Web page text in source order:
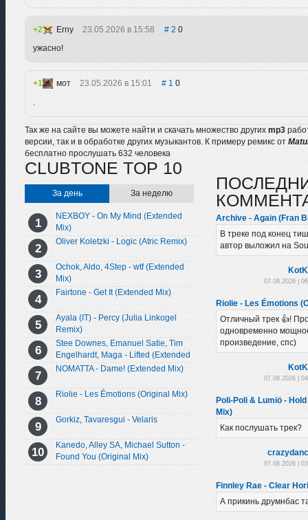
2 Erny 23.05.2026 в 15:58 2 0
ужасно!
1 мот 23.05.2026 в 15:01 1 0
.
Так же на сайте вы можете найти и скачать множество других mp3
версии, так и в обработке других музыкантов. К примеру ремикс от
бесплатно прослушать 632 человека
CLUBTONE TOP 10
За день За неделю
NEXBOY - On My Mind (Extended
Mix)
Oliver Koletzki - Logic (Atric Remix)
Ochok, Aldo, 4Step - wtf (Extended
Mix)
Fairtone - Get It (Extended Mix)
Ayala (IT) - Percy (Julia Linkogel
Remix)
Stee Downes, Emanuel Satie, Tim
Engelhardt, Maga - Lifted (Extended
Mix)
NOMATTA - Dame! (Extended Mix)
Riolie - Les Émotions (Original Mix)
Gorkiz, Tavaresgui - Velaris
Kanedo, Alley SA, Michael Sutton -
Found You (Original Mix)
Archive - Again (Fran
В треке под конец
автор выложил на
07.08.2026 |
Riolie - Les Émotions
Отличный трек 👍!
одновременно
произведение, спс)
07.08.2026 |
Poli-Poli & Lumiö -
Mix)
Как послушать трек?
07.08.2026 |
Finnley Rae - Clear
А прикинь друмнбас